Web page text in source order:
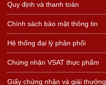
Quy định và thanh toán
Chính sách bảo mật thông tin
Hệ thống đại lý phân phối
Chứng nhận VSAT thực phẩm
Giấy chứng nhận và giải thưởng